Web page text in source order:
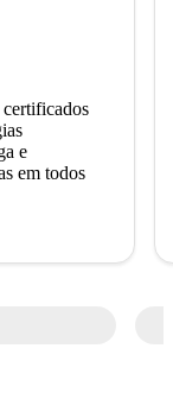
certificados
e
em todos